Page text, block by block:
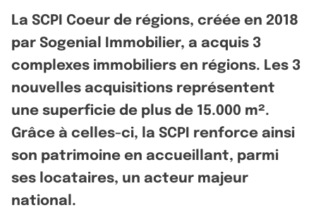
La SCPI Coeur de régions, créée en 2018
par Sogenial Immobilier, a acquis 3
complexes immobiliers en régions. Les 3
nouvelles acquisitions représentent
une superficie de plus de 15.000 m².
Grâce à celles-ci, la SCPI renforce ainsi
son patrimoine en accueillant, parmi
ses locataires, un acteur majeur
national.